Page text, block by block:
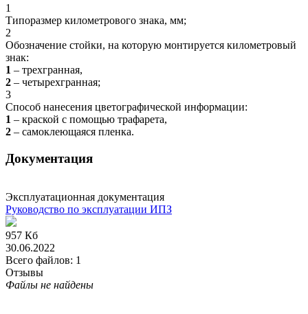
1
Типоразмер километрового знака, мм;
2
Обозначение стойки, на которую монтируется километровый
знак:
1 – трехгранная,
2 – четырехгранная;
3
Способ нанесения цветографической информации:
1 – краской с помощью трафарета,
2 – самоклеющаяся пленка.
Документация
Эксплуатационная документация
Руководство по эксплуатации ИПЗ
957 Кб
30.06.2022
Всего файлов: 1
Отзывы
Файлы не найдены